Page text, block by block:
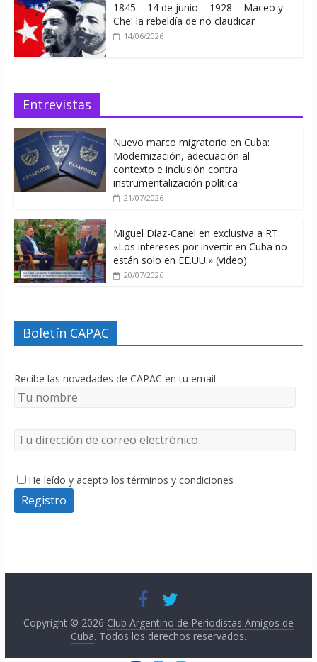
1845 – 14 de junio – 1928 – Maceo y
Che: la rebeldía de no claudicar
14/06/2026
Entrevistas
Nuevo marco migratorio en Cuba:
Modernización, adecuación al
contexto e inclusión contra
instrumentalización política
21/07/2026
Miguel Díaz-Canel en exclusiva a RT:
«Los intereses por invertir en Cuba no
están solo en EE.UU.» (video)
20/07/2026
Boletín CAPAC
Recibe las novedades de CAPAC en tu email:
He leído y acepto los términos y condiciones
Copyright © 2026 Club Argentino de Periodistas Amigos de
Cuba. Todos los derechos reservados.